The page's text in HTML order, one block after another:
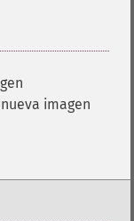
imagen